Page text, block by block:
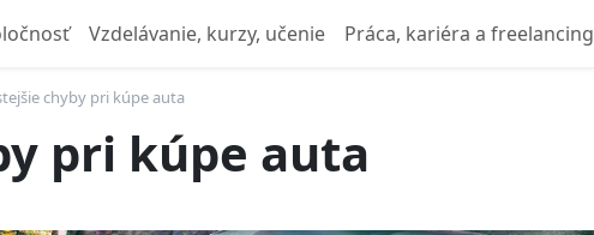
Vzdelávanie, kurzy, učenie Práca, kariéra a freelancing
chyby pri kúpe auta
pri kúpe auta